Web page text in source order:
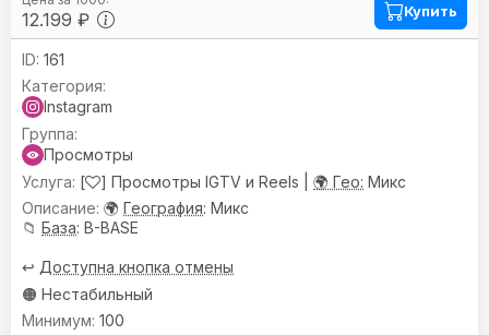
12.199 ₽ Купить
161
Instagram
Просмотры
[
] Просмотры IGTV и Reels | 🌍 Гео: Микс
🌍 География: Микс
📁 База: B-BASE
↩️ Доступна кнопка отмены
🟠 Нестабильный
100